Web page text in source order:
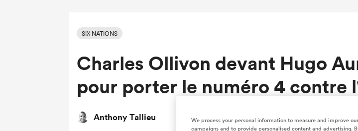
SIX NATIONS
Charles Ollivon devant Hugo
pour porter le numéro 4 contre
Anthony Tallieu
We process your personal information to measure and improve
campaigns and to provide personalised content and advertising.